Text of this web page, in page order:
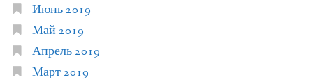
Июнь 2019
Май 2019
Апрель 2019
Март 2019